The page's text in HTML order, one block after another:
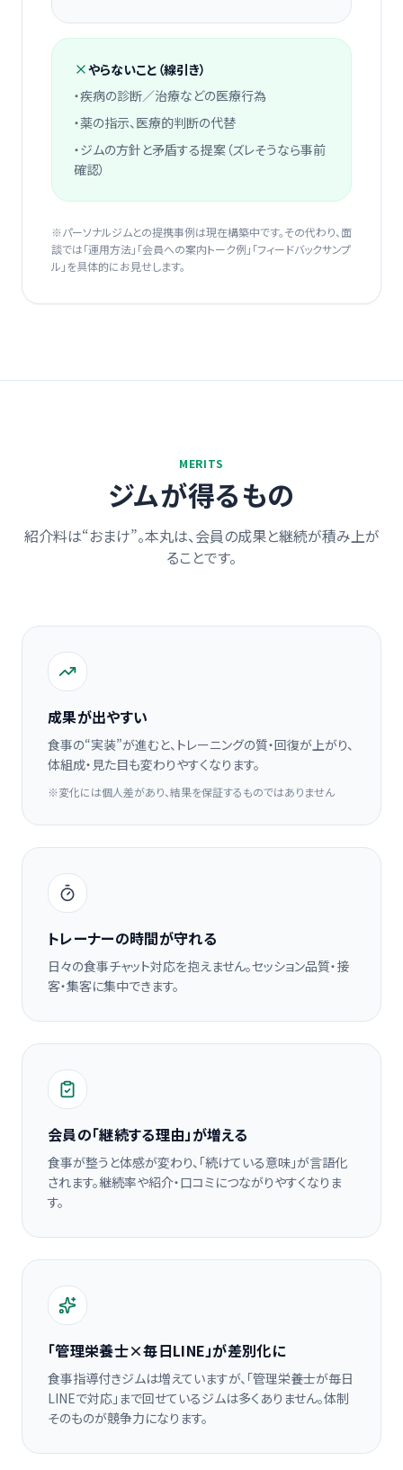
やらないこと（線引き）
・疾病の診断／治療などの医療行為
・薬の指示、医療的判断の代替
・ジムの方針と矛盾する提案（ズレそうなら事前
確認）
※パーソナルジムとの提携事例は現在構築中です。その代わり、面
談では「運用方法」「会員への案内トーク例」「フィードバックサンプ
ル」を具体的にお見せします。
MERITS
ジムが得るもの
紹介料は“おまけ”。本丸は、会員の成果と継続が積み上が
ることです。
成果が出やすい
食事の“実装”が進むと、トレーニングの質・回復が上がり、
体組成・見た目も変わりやすくなります。
※変化には個人差があり、結果を保証するものではありません
トレーナーの時間が守れる
日々の食事チャット対応を抱えません。セッション品質・接
客・集客に集中できます。
会員の「継続する理由」が増える
食事が整うと体感が変わり、「続けている意味」が言語化
されます。継続率や紹介・口コミにつながりやすくなりま
す。
「管理栄養士×毎日LINE」が差別化に
食事指導付きジムは増えていますが、「管理栄養士が毎日
LINEで対応」まで回せているジムは多くありません。体制
そのものが競争力になります。